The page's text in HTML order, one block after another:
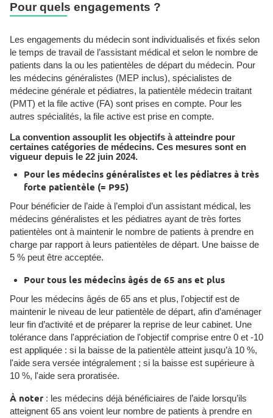
Pour quels engagements ?
Les engagements du médecin sont individualisés et fixés selon
le temps de travail de l’assistant médical et selon le nombre de
patients dans la ou les patientèles de départ du médecin. Pour
les médecins généralistes (MEP inclus), spécialistes de
médecine générale et pédiatres, la patientèle médecin traitant
(PMT) et la file active (FA) sont prises en compte. Pour les
autres spécialités, la file active est prise en compte.
La convention assouplit les objectifs à atteindre pour
certaines catégories de médecins. Ces mesures sont en
vigueur depuis le 22 juin 2024.
Pour les médecins généralistes et les pédiatres à très
forte patientèle (= P95)
Pour bénéficier de l’aide à l’emploi d’un assistant médical, les
médecins généralistes et les pédiatres ayant de très fortes
patientèles ont à maintenir le nombre de patients à prendre en
charge par rapport à leurs patientèles de départ. Une baisse de
5 % peut être acceptée.
Pour tous les médecins âgés de 65 ans et plus
Pour les médecins âgés de 65 ans et plus, l'objectif est de
maintenir le niveau de leur patientèle de départ, afin d’aménager
leur fin d’activité et de préparer la reprise de leur cabinet. Une
tolérance dans l'appréciation de l'objectif comprise entre 0 et -10
est appliquée : si la baisse de la patientèle atteint jusqu’à 10 %,
l'aide sera versée intégralement ; si la baisse est supérieure à
10 %, l'aide sera proratisée.
À noter : les médecins déjà bénéficiaires de l’aide lorsqu’ils
atteignent 65 ans voient leur nombre de patients à prendre en